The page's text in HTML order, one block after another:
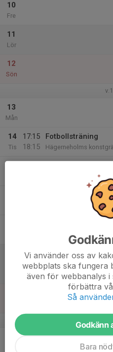
10
Fre
11
Lör
12
Sön
13
Mån
14
Tis
17:15
18:15
Fotbollsträning
Hägerneholms
Fotbollsträning
Hägerneholms
11:00
12:00
Match mot
F2017- 1
Erikslunds BP 126
Vi använder oss av
webbplats ska fungera
även för webbanalys i
förbättra
Så
Godkänn
Bara